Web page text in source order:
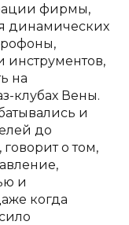
фирмы,
динамических
инструментов,
на
клубах Вены.
и
до
о том,
и
когда